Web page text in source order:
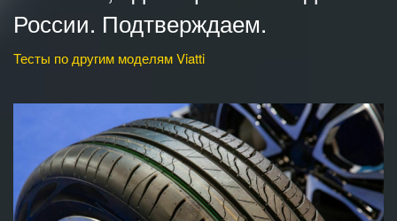
России. Подтверждаем.
Тесты по другим моделям Viatti